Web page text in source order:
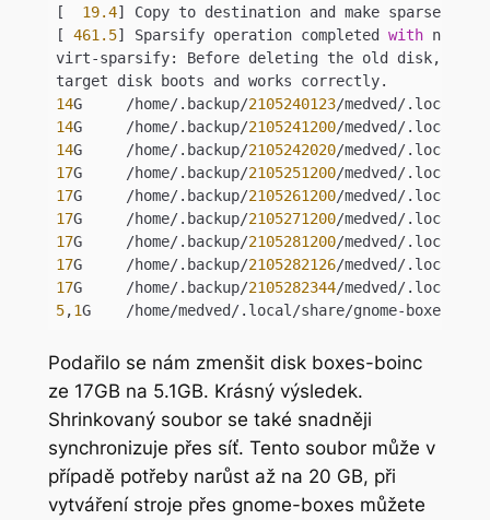
[ 19.4] Copy to destination and make sparse
[ 461.5] Sparsify operation completed with no
virt-sparsify: Before deleting the old disk,
14
G	/home/.backup/2105240123
14
G	/home/.backup/2105241200
14
G	/home/.backup/2105242020
17
G	/home/.backup/2105251200
17
G	/home/.backup/2105261200
17
G	/home/.backup/2105271200
17
G	/home/.backup/2105281200
17
G	/home/.backup/2105282126
17
G	/home/.backup/2105282344
5,1
Podařilo se nám zmenšit disk boxes-boinc
ze 17GB na 5.1GB. Krásný výsledek.
Shrinkovaný soubor se také snadněji
synchronizuje přes síť. Tento soubor může v
případě potřeby narůst až na 20 GB, při
vytváření stroje přes gnome-boxes můžete